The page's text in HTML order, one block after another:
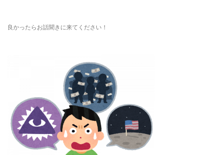
良かったらお話聞きに来てください！